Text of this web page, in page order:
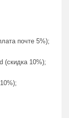
почте 5%);
(скидка 10%);